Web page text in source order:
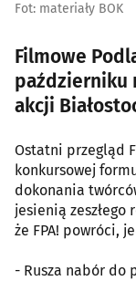
Fot: materiały BOK
Filmowe
październiku
akcji
Ostatni przegląd
konkursowej
dokonania
jesienią
że FPA! powróci,
- Rusza nabór do